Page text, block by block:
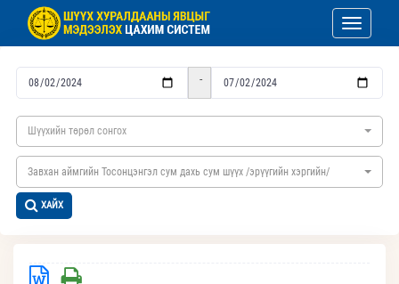
Toggle
-
Шүүхийн төрөл сонгох
Завхан аймгийн Тосонцэнгэл сум дахь сум шүүх /эрүүгийн хэргийн/
ХАЙХ